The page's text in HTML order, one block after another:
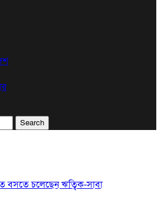
বসতে চলেছেন ঋত্বিক-সাবা